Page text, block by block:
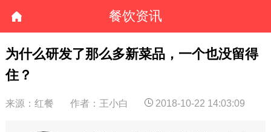
餐饮资讯
为什么研发了那么多新菜品，一个也没留得
住？
来源：红餐 作者：王小白 2018-10-22 14:03:09